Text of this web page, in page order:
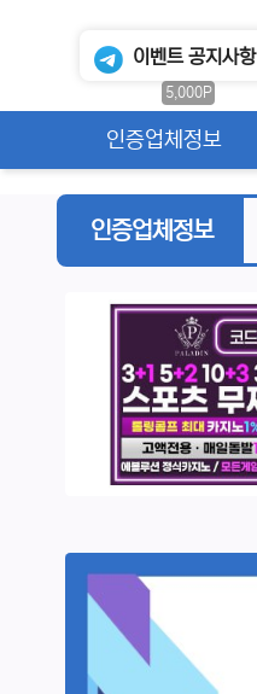
이벤트 공지사항
5,000P
메인 메뉴인증업체정보
인증업체정보